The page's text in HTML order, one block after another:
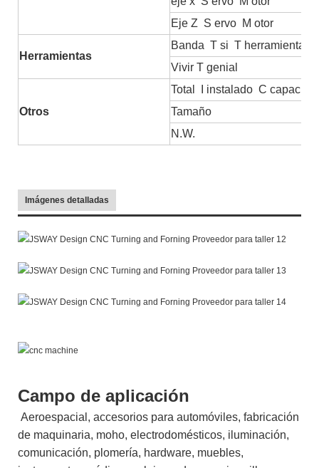
Eje Z S ervo M otor
Herramientas
Banda T si T herramientas
Vivir T genial
Otros
Total instalado C
Tamaño
N.W.
Imágenes detalladas
Campo de aplicación
Aeroespacial, accesorios para automóviles, fabricación
de maquinaria, moho, electrodomésticos, iluminación,
comunicación, plomería, hardware, muebles,